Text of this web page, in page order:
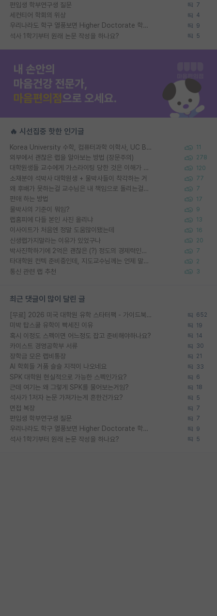
편입생 학부연구생 질문 7
세컨티어 학회의 위상 4
우리나라도 학구 열풍보면 Higher Doctorate 학위가 필요하다고 봅니다. 9
석사 1학기부터 원래 논문 작성을 하나요? 5
🔥 시선집중 핫한 인기글
Korea University 수학, 컴퓨터과학 이학사, UC Berkeley 산업공학 대학원 공학박사가 되는 것은 쉽지 않겠죠? 11
외부에서 괜찮은 랩을 알아보는 방법 (장문주의) 278
대학원생들 교수에게 가스라이팅 당한 것은 이해가 갑니다. 안타깝네요. 120
소재분야 석박사 대학원생 + 물박사들이 착각하는 거 77
왜 후배가 못하는걸 교수님은 내 책임으로 돌리는걸까요? 7
편애 하는 방법 17
물박사의 기준이 뭐임? 9
랩홈피에 다들 본인 사진 올리냐 13
이사이트가 처음엔 정말 도움많이됐는데 16
신생랩가지말라는 이유가 있었구나 20
박사진학하기에 2억은 괜찮은 (?) 정도의 경제력인가요 7
타대학원 컨텍 준비중인데, 지도교수님께는 언제 말씀드려야 할까요? 2
통신 관련 랩 추천 3
최근 댓글이 많이 달린 글
[무료] 2026 미국 대학원 유학 스타터팩 - 가이드북 & 합격자 컨택메일 템플릿 652
미박 탑스쿨 유학이 빡세진 이유 19
혹시 이정도 스펙이면 어느정도 잡고 준비해야하나요? 14
카이스트 경영공학부 서류 30
장학금 모은 랩비통장 21
AI 학회들 거품 슬슬 지적이 나오네요 33
SPK 대학원 현실적으로 가능한 스펙인가요? 6
근데 여기는 왜 그렇게 SPK를 물어보는거임? 18
석사가 1저자 논문 가져가는게 흔한건가요? 5
면접 복장 7
편입생 학부연구생 질문 7
우리나라도 학구 열풍보면 Higher Doctorate 학위가 필요하다고 봅니다. 9
석사 1학기부터 원래 논문 작성을 하나요? 5